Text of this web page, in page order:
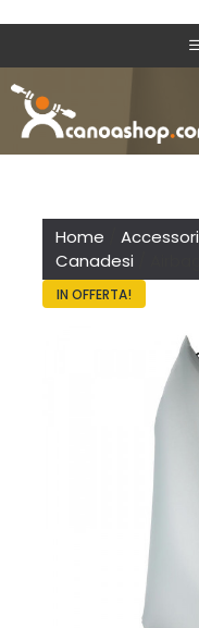
Home Accessori
Canadesi
IN OFFERTA!